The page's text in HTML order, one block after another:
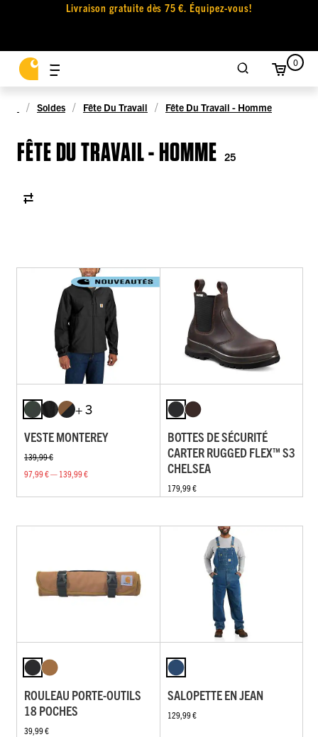
Livraison gratuite dès 75 €. Équipez-vous!
0
Soldes Fête Du Travail Fête Du Travail - Homme
FÊTE DU TRAVAIL - HOMME 25
+ 3
VESTE MONTEREY
139,99 €
97,99 € — 139,99 €
BOTTES DE SÉCURITÉ
CARTER RUGGED FLEX™ S3
CHELSEA
179,99 €
ROULEAU PORTE-OUTILS
18 POCHES
39,99 €
SALOPETTE EN JEAN
129,99 €